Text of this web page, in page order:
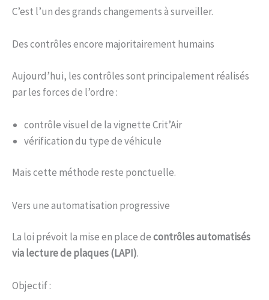
C’est l’un des grands changements à surveiller.
Des contrôles encore majoritairement humains
Aujourd’hui, les contrôles sont principalement réalisés
par les forces de l’ordre :
contrôle visuel de la vignette Crit’Air
vérification du type de véhicule
Mais cette méthode reste ponctuelle.
Vers une automatisation progressive
La loi prévoit la mise en place decontrôles automatisés
via lecture de plaques (LAPI).
Objectif :